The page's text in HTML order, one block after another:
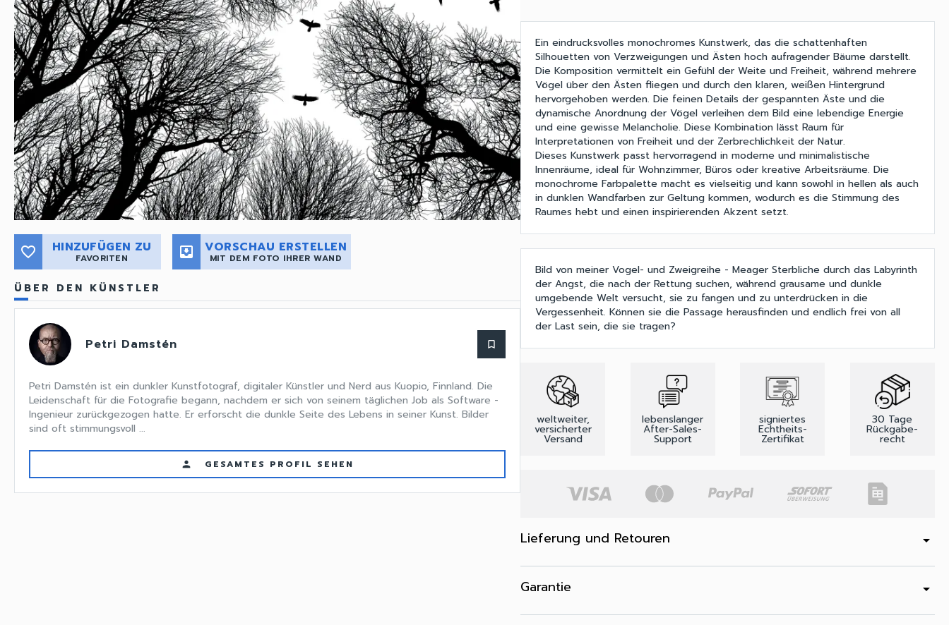
favorite_border HINZUFÜGEN ZU
FAVORITEN move_to_inbox VORSCHAU ERSTELLEN
MIT DEM FOTO IHRER WAND
ÜBER DEN KÜNSTLER
Petri Damstén bookmark_border
Petri Damstén ist ein dunkler Kunstfotograf, digitaler Künstler und Nerd aus Kuopio, Finnland. Die
Leidenschaft für die Fotografie begann, nachdem er sich von seinem täglichen Job als Software -
Ingenieur zurückgezogen hatte. Er erforscht die dunkle Seite des Lebens in seiner Kunst. Bilder
sind oft stimmungsvoll ...
person GESAMTES PROFIL SEHEN
Ein eindrucksvolles monochromes Kunstwerk, das die schattenhaften
Silhouetten von Verzweigungen und Ästen hoch aufragender Bäume darstellt.
Die Komposition vermittelt ein Gefühl der Weite und Freiheit, während mehrere
Vögel über den Ästen fliegen und durch den klaren, weißen Hintergrund
hervorgehoben werden. Die feinen Details der gespannten Äste und die
dynamische Anordnung der Vögel verleihen dem Bild eine lebendige Energie
und eine gewisse Melancholie. Diese Kombination lässt Raum für
Interpretationen von Freiheit und der Zerbrechlichkeit der Natur.
Dieses Kunstwerk passt hervorragend in moderne und minimalistische
Innenräume, ideal für Wohnzimmer, Büros oder kreative Arbeitsräume. Die
monochrome Farbpalette macht es vielseitig und kann sowohl in hellen als auch
in dunklen Wandfarben zur Geltung kommen, wodurch es die Stimmung des
Raumes hebt und einen inspirierenden Akzent setzt.
Bild von meiner Vogel- und Zweigreihe - Meager Sterbliche durch das Labyrinth
der Angst, die nach der Rettung suchen, während grausame und dunkle
umgebende Welt versucht, sie zu fangen und zu unterdrücken in die
Vergessenheit. Können sie die Passage herausfinden und endlich frei von all
der Last sein, die sie tragen?
weltweiter,
versicherter
Versand
lebenslanger
After-Sales-
Support
signiertes
Echtheits-
Zertifikat
30 Tage
Rückgabe-
recht
Lieferung und Retouren arrow_drop_down
Garantie arrow_drop_down